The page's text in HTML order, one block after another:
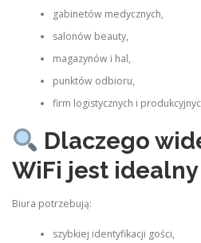
gabinetów medycznych,
salonów beauty,
magazynów i hal,
punktów odbioru,
firm logistycznych i
Dlaczego
WiFi jest
Biura potrzebują:
szybkiej identyfikacji gości,